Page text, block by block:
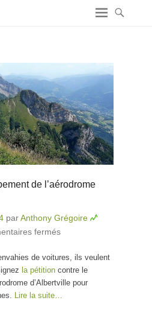
de l’aérodrome
parAnthony Grégoire
fermés
de l’aérodrome
d’Albertville
de voitures, ils veulent
la pétition contre le
d’Albertville pour
Lire la suite…